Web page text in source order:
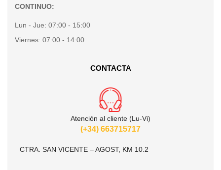
CONTINUO:
Lun - Jue: 07:00 - 15:00
Viernes: 07:00 - 14:00
CONTACTA
Atención al cliente (Lu-Vi)
(+34) 663715717
CTRA. SAN VICENTE – AGOST, KM 10.2